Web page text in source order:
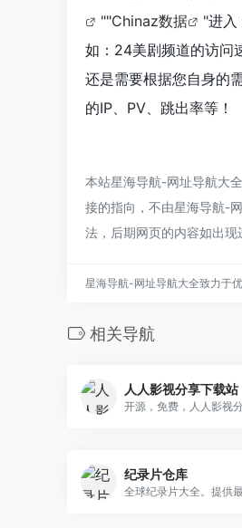
""Chinaz数据
"进入
如：24美剧频道的访问
还是需要根据您自身的
的IP、PV、跳出率等！
本站星海导航-网址导航大
接的指向，不由星海导航-
法，后期网页的内容如出现
星海导航-网址导航大全致力于
相关导航
人人影视分享下载站
纪录片仓库